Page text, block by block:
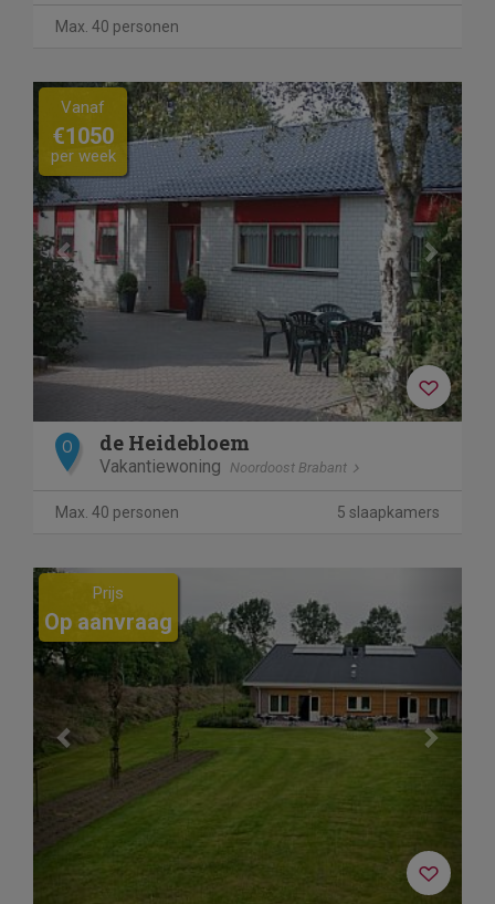
Max. 40 personen
Previous Next
Vanaf
€1050
per week
O de Heidebloem
Vakantiewoning Noordoost Brabant
Max. 40 personen 5 slaapkamers
Previous
Prijs
Op aanvraag